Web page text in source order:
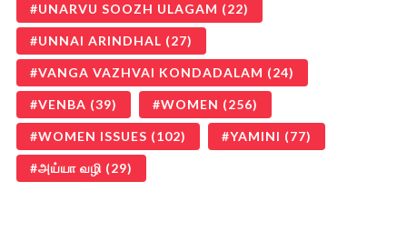
UNARVU SOOZH ULAGAM (22)
UNNAI ARINDHAL (27)
VANGA VAZHVAI KONDADALAM (24)
VENBA (39) WOMEN (256)
WOMEN ISSUES (102) YAMINI (77)
அய்யா வழி (29)